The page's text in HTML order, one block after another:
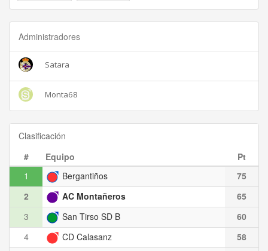
Administradores
Satara
Monta68
Clasificación
#
Equipo
Pt
1
Bergantiños
75
2
AC Montañeros
65
3
San Tirso SD B
60
4
CD Calasanz
58